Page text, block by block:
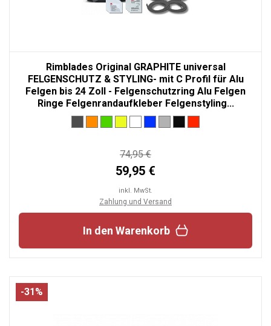
Rimblades Original GRAPHITE universal
FELGENSCHUTZ & STYLING- mit C Profil für Alu
Felgen bis 24 Zoll - Felgenschutzring Alu Felgen
Ringe Felgenrandaufkleber Felgenstyling...
74,95 €
59,95 €
inkl. MwSt.
Zahlung und Versand
In den Warenkorb
-31%